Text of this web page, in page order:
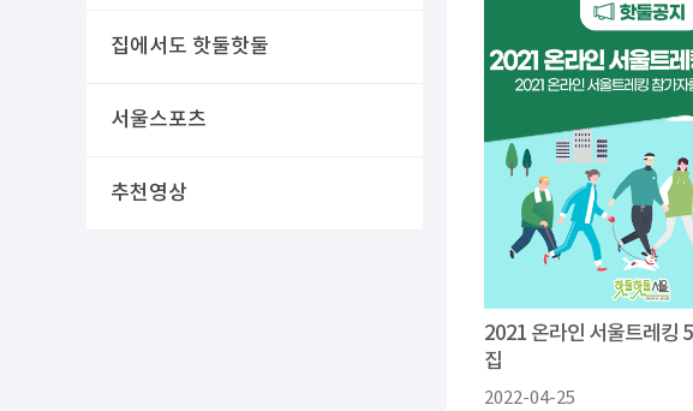
집에서도 핫둘핫둘
서울스포츠
추천영상
2021 온라인 서울트레킹
집
2022-04-25